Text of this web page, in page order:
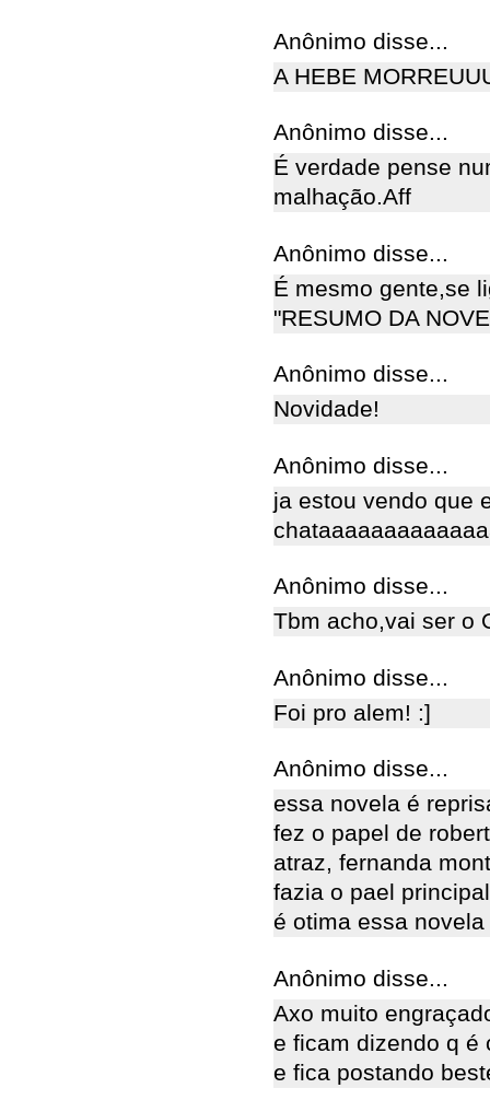
Anônimo disse...
A HEBE
Anônimo disse...
É verdade pense
malhação.Aff
Anônimo disse...
É mesmo gente,se
"RESUMO DA
Anônimo disse...
Novidade!
Anônimo disse...
ja estou vendo que
Anônimo disse...
Tbm acho,vai ser o
Anônimo disse...
Foi pro alem! :]
Anônimo disse...
essa novela é
fez o papel de
atraz, fernanda
fazia o pael
é otima essa novela
Anônimo disse...
Axo muito
e ficam dizendo q é
e fica postando